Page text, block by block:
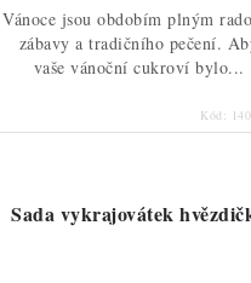
Vánoce jsou obdobím plným
zábavy a tradičního pečení.
vaše vánoční cukroví bylo...
Kód:
Sada vykrajovátek